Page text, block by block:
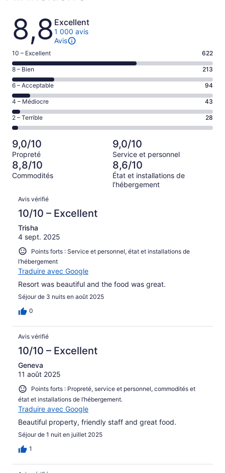
Avis
8,8 Excellent
1 000 avis
Avis
Note
de 10
–
Excellent,
d’après
622 avis
sur 1000.
10 – Excellent 622
Note
de 8
–
Bien,
d’après
213 avis
sur 1000.
8 – Bien 213
Note
de 6
–
Acceptable,
d’après
sur 1000.
6 – Acceptable 94
Note
de 4
–
Médiocre,
d’après
43 avis
sur 1000.
4 – Médiocre 43
Note
de 2
–
Terrible,
d’après
28 avis
sur 1000.
2 – Terrible 28
9,0/10
Propreté
9,0/10
Service et personnel
8,8/10
Commodités
8,6/10
État et installations de
l’hébergement
Avis
Avis vérifié
10/10 – Excellent
Trisha
4 sept. 2025
Points forts : Service et personnel, état et installations de
l’hébergement
Traduire avec Google
Resort was beautiful and the food was great.
Séjour de 3 nuits en août 2025
0
Avis vérifié
10/10 – Excellent
Geneva
11 août 2025
Points forts : Propreté, service et personnel, commodités et
état et installations de l’hébergement.
Traduire avec Google
Beautiful property, friendly staff and great food.
Séjour de 1 nuit en juillet 2025
1